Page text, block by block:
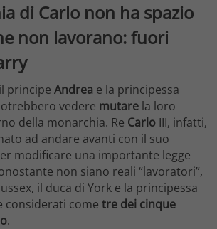
di Carlo non ha spazio
non lavorano: fuori
principe Andrea e la principessa
vedere mutare la loro
della monarchia. Re Carlo III, infatti,
ad andare avanti con il suo
modificare una importante legge
non siano reali “lavoratori”,
il duca di York e la principessa
considerati come tre dei cinque
.